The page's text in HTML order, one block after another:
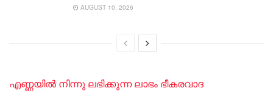
AUGUST 10, 2026
എണ്ണയിൽ നിന്നു ലഭിക്കുന്ന ലാഭം ഭീകരവാദ